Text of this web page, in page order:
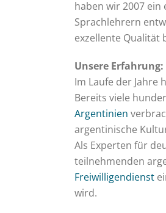
haben wir 2007
Sprachlehrern
exzellente Qualität
Unsere Erfahrung:
Im Laufe der
Bereits viele
Argentinien
argentinische
Als Experten für
teilnehmenden
Freiwilligendienst
wird.